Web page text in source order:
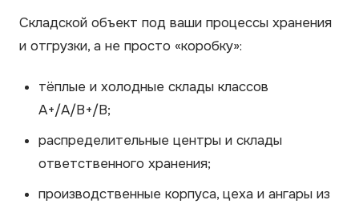
Складской объект под ваши процессы хранения
и отгрузки, а не просто «коробку»:
тёплые и холодные склады классов
A+/A/B+/B;
распределительные центры и склады
ответственного хранения;
производственные корпуса, цеха и ангары из